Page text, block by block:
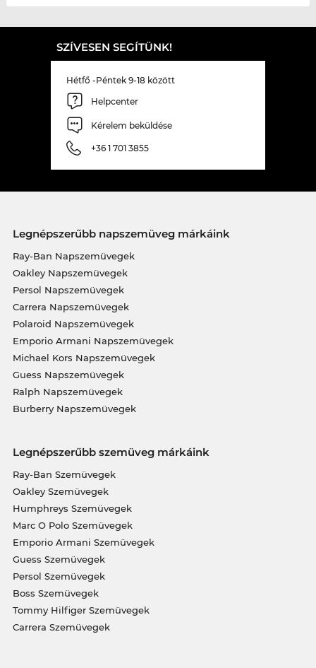
SZÍVESEN SEGÍTÜNK!
Hétfő -Péntek 9-18 között
Helpcenter
Kérelem beküldése
+36 1 701 3855
Legnépszerűbb napszemüveg márkáink
Ray-Ban Napszemüvegek
Oakley Napszemüvegek
Persol Napszemüvegek
Carrera Napszemüvegek
Polaroid Napszemüvegek
Emporio Armani Napszemüvegek
Michael Kors Napszemüvegek
Guess Napszemüvegek
Ralph Napszemüvegek
Burberry Napszemüvegek
Legnépszerűbb szemüveg márkáink
Ray-Ban Szemüvegek
Oakley Szemüvegek
Humphreys Szemüvegek
Marc O Polo Szemüvegek
Emporio Armani Szemüvegek
Guess Szemüvegek
Persol Szemüvegek
Boss Szemüvegek
Tommy Hilfiger Szemüvegek
Carrera Szemüvegek